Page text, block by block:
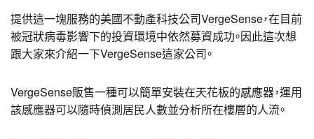
提供這一塊服務的美國不動產科技公司VergeSense，在目前
被冠狀病毒影響下的投資環境中依然募資成功。因此這次想
跟大家來介紹一下VergeSense這家公司。
VergeSense販售一種可以簡單安裝在天花板的感應器，運用
該感應器可以隨時偵測居民人數並分析所在樓層的人流。